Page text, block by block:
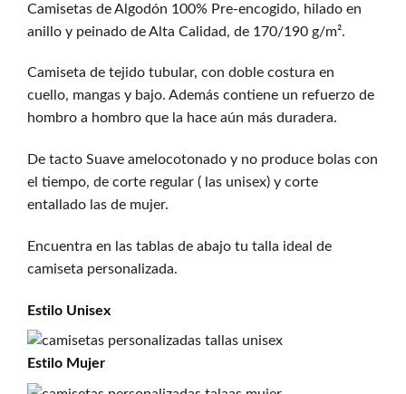
Camisetas de Algodón 100% Pre-encogido, hilado en
anillo y peinado de Alta Calidad, de 170/190 g/m².
Camiseta de tejido tubular, con doble costura en
cuello, mangas y bajo. Además contiene un refuerzo de
hombro a hombro que la hace aún más duradera.
De tacto Suave amelocotonado y no produce bolas con
el tiempo, de corte regular ( las unisex) y corte
entallado las de mujer.
Encuentra en las tablas de abajo tu talla ideal de
camiseta personalizada.
Estilo Unisex
Estilo Mujer